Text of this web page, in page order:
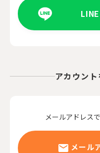
アカウン
メールアドレス
メール